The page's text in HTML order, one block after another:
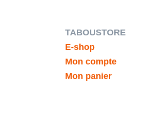
TABOUSTORE
E-shop
Mon compte
Mon panier